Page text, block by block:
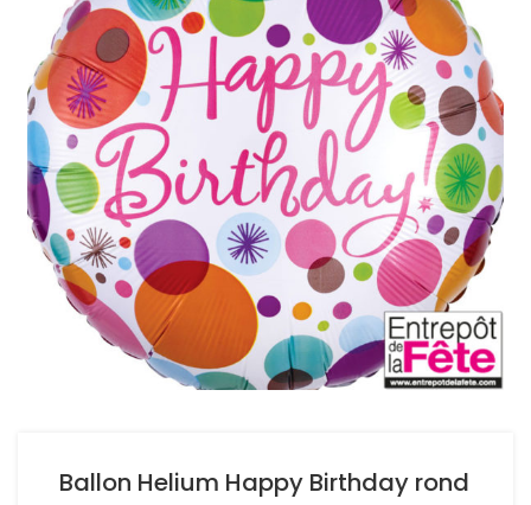
Ballon Helium Happy Birthday rond